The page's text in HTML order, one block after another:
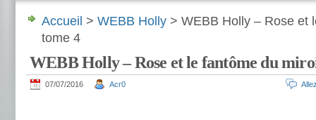
Accueil > WEBB Holly > WEBB Holly – Rose et
tome 4
WEBB Holly – Rose et le fantôme du
07/07/2016 Acr0